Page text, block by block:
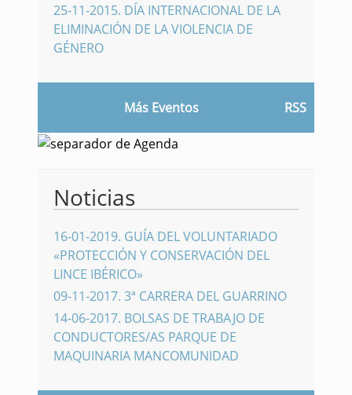
25-11-2015. DÍA INTERNACIONAL DE LA
ELIMINACIÓN DE LA VIOLENCIA DE
GÉNERO
Más Eventos RSS
Noticias
16-01-2019. GUÍA DEL VOLUNTARIADO
«PROTECCIÓN Y CONSERVACIÓN DEL
LINCE IBÉRICO»
09-11-2017. 3ª CARRERA DEL GUARRINO
14-06-2017. BOLSAS DE TRABAJO DE
CONDUCTORES/AS PARQUE DE
MAQUINARIA MANCOMUNIDAD